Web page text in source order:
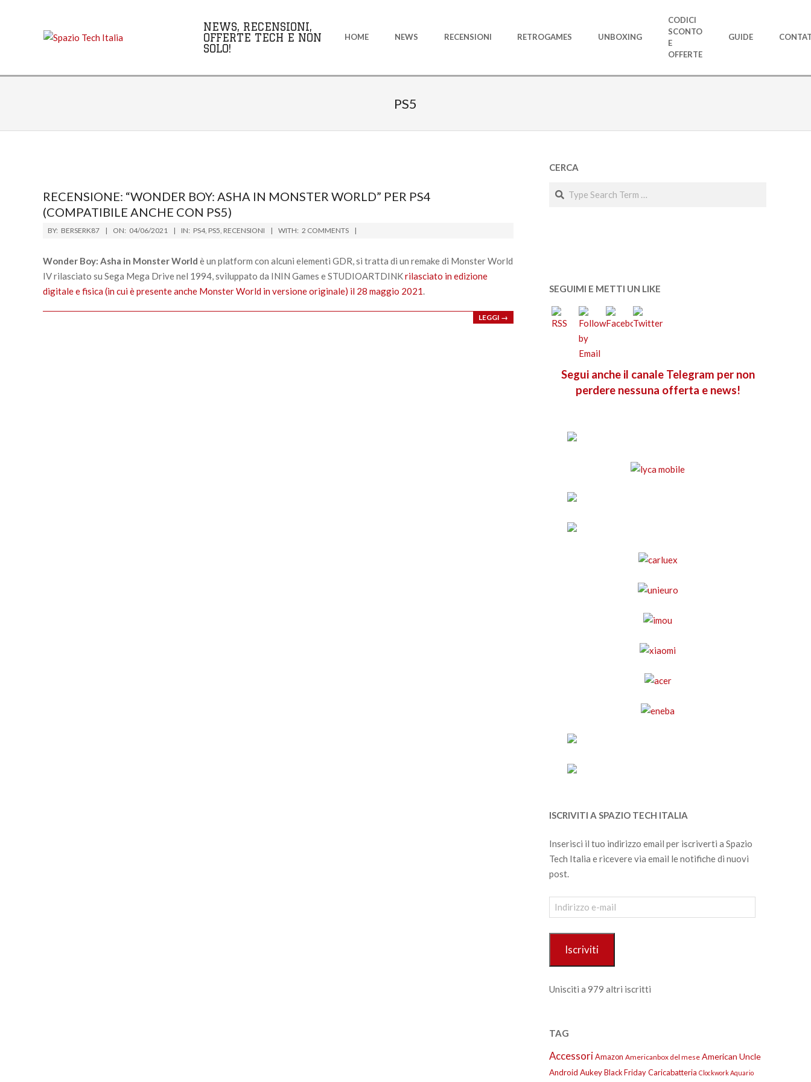
NEWS, RECENSIONI,
OFFERTE TECH E NON
SOLO!
Menu
HOME NEWS RECENSIONI RETROGAMES UNBOXING
CODICI
SCONTO
E
OFFERTE
GUIDE
PS5
RECENSIONE: “WONDER BOY: ASHA IN MONSTER WORLD” PER PS4
(COMPATIBILE ANCHE CON PS5)
2021-
04
BY: BERSERK87 ON: 04/06/2021 IN: PS4, PS5, RECENSIONI WITH: 2 COMMENTS
Wonder Boy: Asha in Monster World è un platform con alcuni elementi GDR, si tratta di un remake di Monster World
IV rilasciato su Sega Mega Drive nel 1994, sviluppato da ININ Games e STUDIOARTDINKrilasciato in edizione
digitale e fisica (in cui è presente anche Monster World in versione originale) il 28 maggio 2021.
LEGGI →
CERCA
Search
SEGUIMI E METTI UN LIKE
Segui anche il canale Telegram per non
perdere nessuna offerta e news!
ISCRIVITI A SPAZIO TECH ITALIA
Inserisci il tuo indirizzo email per iscriverti a Spazio
Tech Italia e ricevere via email le notifiche di nuovi
post.
Indirizzo
e-
Iscriviti
Unisciti a 979 altri iscritti
TAG
AccessoriAmazon Americanbox del mese American Uncle
Android AukeyBlack FridayCaricabatteria Clockwork Aquario